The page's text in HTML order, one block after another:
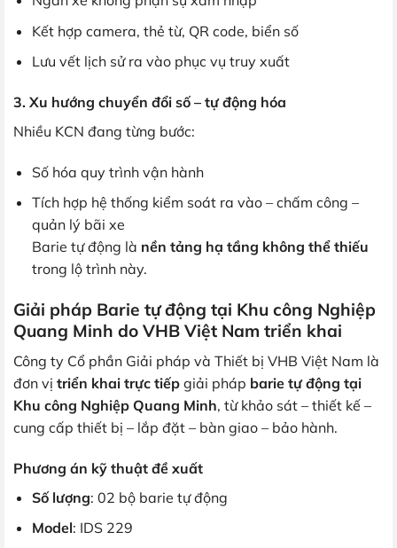
Kết hợp camera, thẻ từ, QR code, biển số
Lưu vết lịch sử ra vào phục vụ truy xuất
3. Xu hướng chuyển đổi số – tự động hóa
Nhiều KCN đang từng bước:
Số hóa quy trình vận hành
Tích hợp hệ thống kiểm soát ra vào – chấm công –
quản lý bãi xe
Barie tự động là nền tảng hạ tầng không thể thiếu
trong lộ trình này.
Giải pháp Barie tự động tại Khu công Nghiệp
Quang Minh do VHB Việt Nam triển khai
Công ty Cổ phần Giải pháp và Thiết bị VHB Việt Nam là
đơn vị triển khai trực tiếp giải pháp barie tự động tại
Khu công Nghiệp Quang Minh, từ khảo sát – thiết kế –
cung cấp thiết bị – lắp đặt – bàn giao – bảo hành.
Phương án kỹ thuật đề xuất
Số lượng: 02 bộ barie tự động
Model: IDS 229